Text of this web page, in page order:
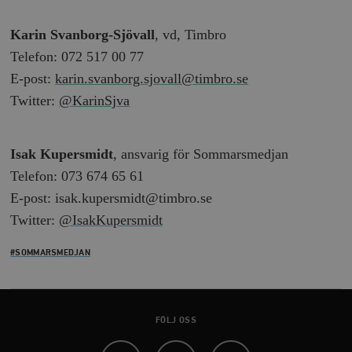
Karin Svanborg-Sjövall, vd, Timbro
Telefon: 072 517 00 77
E-post:karin.svanborg.sjovall@timbro.se
Twitter: @KarinSjva
Isak Kupersmidt, ansvarig för Sommarsmedjan
Telefon: 073 674 65 61
E-post: isak.kupersmidt@timbro.se
Twitter: @IsakKupersmidt
#SOMMARSMEDJAN
FÖLJ OSS
woocommerce_items_in_cart